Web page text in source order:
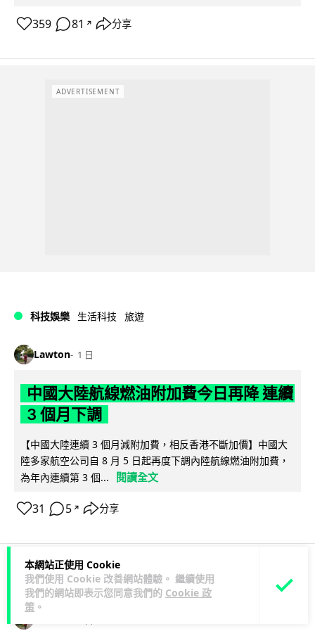
本網站正使用 Cookie
我們使用 Cookie 改善網站體驗。 繼續使用
我們的網站即表示您同意我們的 Cookie 政
策 。
359 81 ↗ 分享
ADVERTISEMENT
科技娛樂 生活科技 旅遊
Lawton 1 日
中國大陸航線燃油附加費今日再降 連續
3 個月下調
【中國大陸連續 3 個月減附加費，相反香港不斷加價】中國大
陸多家航空公司自 8 月 5 日起再度下調內陸航線燃油附加費，
為年內連續第 3 個...
閱讀全文
31 5 ↗ 分享
科技娛樂 生活科技 區塊鏈